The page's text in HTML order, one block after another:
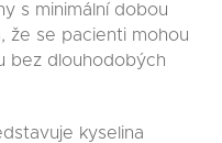
s minimální dobou
že se pacienti mohou
bez dlouhodobých
kyselina